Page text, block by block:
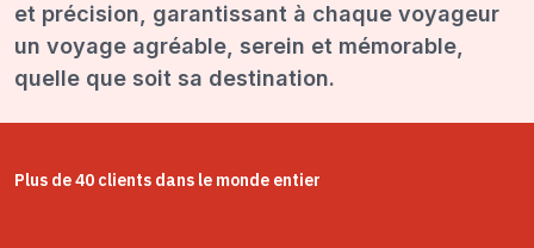
et précision, garantissant à chaque voyageur
un voyage agréable, serein et mémorable,
quelle que soit sa destination.
Plus de 40 clients dans le monde entier